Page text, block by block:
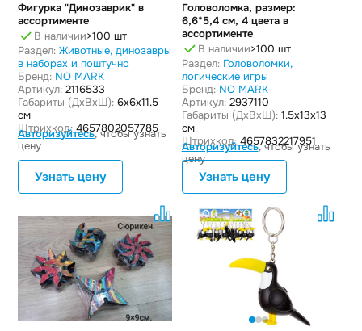
Фигурка "Динозаврик" в
ассортименте
В наличии>100 шт
Раздел: Животные, динозавры
в наборах и поштучно
Бренд: NO MARK
Артикул: 2116533
Габариты (ДxВxШ): 6x6x11.5
см
Штрихкод: 4657802057785
Авторизуйтесь, чтобы узнать
цену
Узнать цену
Головоломка, размер:
6,6*5,4 см, 4 цвета в
ассортименте
В наличии>100 шт
Раздел: Головоломки,
логические игры
Бренд: NO MARK
Артикул:2937110
Габариты (ДxВxШ):1.5x13x13
см
Штрихкод:4657832217951
Авторизуйтесь, чтобы узнать
цену
Узнать цену